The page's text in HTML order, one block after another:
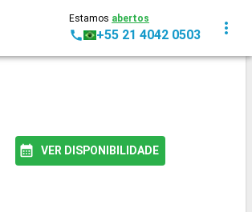
Estamos abertos
+55 21 4042 0503
VER DISPONIBILIDADE